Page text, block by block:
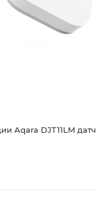
Aqara DJT11LM